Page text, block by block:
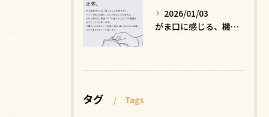
2026/01/03
がま口に感じる、機能を超えた安心感の正体
タグ Tags